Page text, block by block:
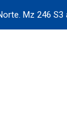
Mz 246 S3